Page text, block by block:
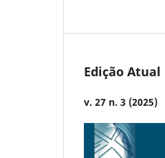
Edição Atual
v. 27 n. 3 (2025)